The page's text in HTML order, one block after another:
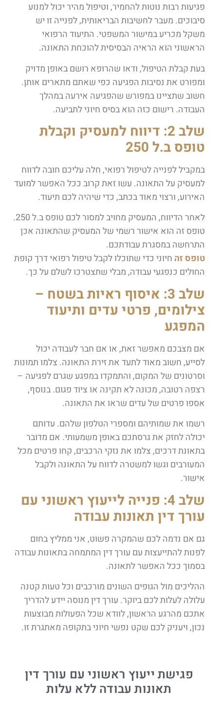
פגיעות רבות נוטות להחמיר, וטיפול מהיר יכול למנוע
סיבוכים. מעבר לחשיבות הבריאותית, לפנייה זו יש
משקל מכריע במישור המשפטי. התיעוד הרפואי
הראשוני הוא הראיה הבסיסית להוכחת התאונה.
בעת קבלת הטיפול, ודאו שהרופא רושם באופן מדויק
ומפורט את נסיבות הפגיעה כפי שאתם מתארים אותן.
חשוב שתציינו במפורש שהפגיעה אירעה במהלך
העבודה. רישום כזה הוא בסיס חיוני לתביעה.
שלב 2: דיווח למעסיק וקבלת
טופס ב.ל 250
במקביל לפנייה לטיפול רפואי, חלה עליכם חובה לדווח
למעסיק על התאונה. עשו זאת קרוב ככל האפשר למועד
האירוע, ורצוי מאוד בכתב, כדי שיהיה לכם תיעוד.
לאחר הדיווח, המעסיק מחויב למסור לכם
טופס ב.ל 250.
טופס זה הוא אישור רשמי של המעסיק שהתאונה אכן
התרחשה במסגרת עבודתכם.
טופס זה חיוני כדי שתוכלו לקבל טיפול רפואי דרך קופת
החולים כנפגעי עבודה, מבלי שתצטרכו לשלם על כך.
שלב 3: איסוף ראיות בשטח –
צילומים, פרטי עדים ותיעוד
המפגע
אם מצבכם מאפשר זאת, או אם חבר לעבודה יכול
לסייע, חשוב מאוד לתעד את זירת התאונה. צלמו תמונות
וסרטונים של המקום, והתמקדו במפגע שגרם לפגיעה –
רצפה רטובה, מכונה לא תקינה או ציוד פגום. בנוסף,
אספו פרטים של עדים שראו את התאונה.
רשמו את שמותיהם ומספרי הטלפון שלהם. עדותם
יכולה לחזק את גרסתכם באופן משמעותי. אם מדובר
בתאונת דרכים, צלמו את נזקי הרכבים, קחו פרטים מכל
המעורבים וגשו למשטרה לדווח על התאונה ולקבל
אישור.
שלב 4: פנייה לייעוץ ראשוני עם
עורך דין תאונות עבודה
גם אם נדמה לכם שהמקרה פשוט, אני ממליץ בחום
לפנות להתייעצות עם עורך דין המתמחה בתאונות עבודה
בסמוך ככל האפשר לתאונה.
ההליכים מול הגופים השונים מורכבים וכל טעות קטנה
עלולה לעלות לכם ביוקר. עורך דין מנוסה יידע להדריך
אתכם מהרגע הראשון, לוודא שכל הפעולות מבוצעות
נכון, ויעניק לכם שקט נפשי חיוני בתקופה מאתגרת זו.
פגישת ייעוץ ראשוני עם עורך דין
תאונות עבודה ללא עלות